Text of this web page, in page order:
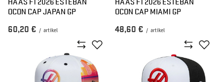
OCON CAP JAPAN GP
60,20 € / artikel
OCON CAP MIAMI GP
48,60 € / artikel